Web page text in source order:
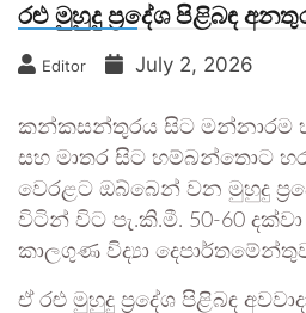
රළු මුහුදු ප්‍රදේශ පිළිබඳ
Editor July 2, 2026
කන්කසන්තුරය සිට මන්නාරම
සහ මාතර සිට හම්බන්තොට
වෙරළට ඔබ්බෙන් වන මුහුදු
විටින් විට පැ.කි.මී. 50-60
කාලගුණ විද්‍යා
ඒ රළු මුහුදු ප්‍රදේශ පිළිබඳ